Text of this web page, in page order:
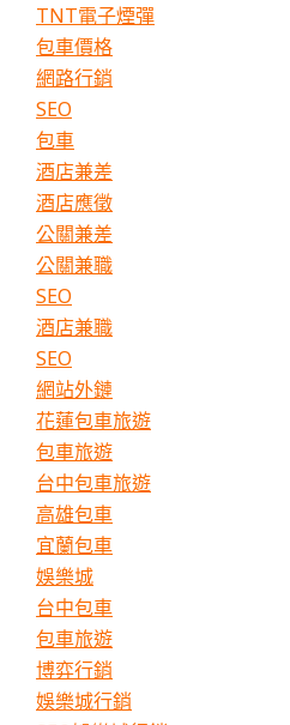
TNT電子煙彈
包車價格
網路行銷
SEO
包車
酒店兼差
酒店應徵
公關兼差
公關兼職
SEO
酒店兼職
SEO
網站外鏈
花蓮包車旅遊
包車旅遊
台中包車旅遊
高雄包車
宜蘭包車
娛樂城
台中包車
包車旅遊
博弈行銷
娛樂城行銷